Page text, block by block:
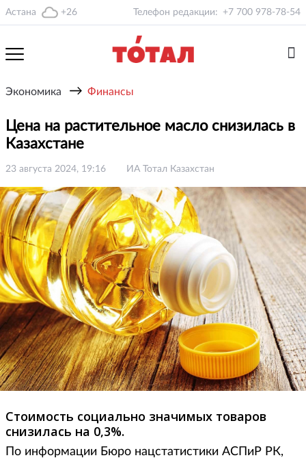
Астана +26 Телефон редакции: +7 700 978-78-54
Экономика → Финансы
Цена на растительное масло снизилась в
Казахстане
23 августа 2024, 19:16 ИА Тотал Казахстан
Стоимость социально значимых товаров
снизилась на 0,3%.
По информации Бюро нацстатистики АСПиР РК,